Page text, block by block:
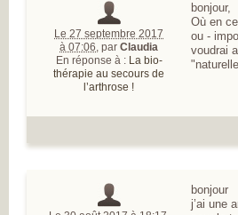
Le 27 septembre 2017
à 07:06, par Claudia
En réponse à : La bio-
thérapie au secours de
l’arthrose !
bonjour,
Où en
ou -
voudrai
bonjour
j’ai une